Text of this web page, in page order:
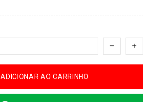
ADICIONAR AO CARRINHO